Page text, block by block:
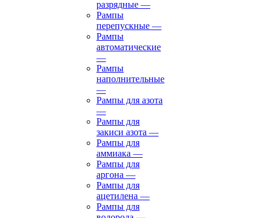
разрядные —
Рампы
перепускные —
Рампы
автоматические
—
Рампы
наполнительные
—
Рампы для азота
—
Рампы для
закиси азота —
Рампы для
аммиака —
Рампы для
аргона —
Рампы для
ацетилена —
Рампы для